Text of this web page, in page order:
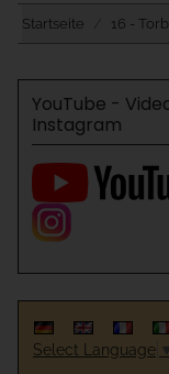
Startseite 16 -
YouTube -
Instagram
Select Language ▼